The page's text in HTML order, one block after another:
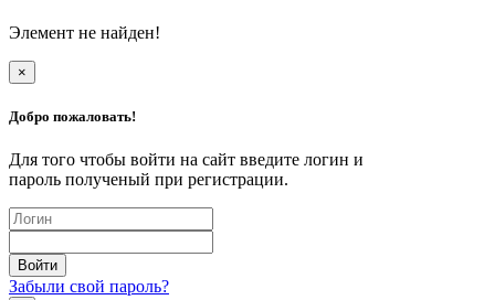
Элемент не найден!
×
Добро пожаловать!
Для того чтобы войти на сайт введите логин и
пароль полученый при регистрации.
Забыли свой пароль?